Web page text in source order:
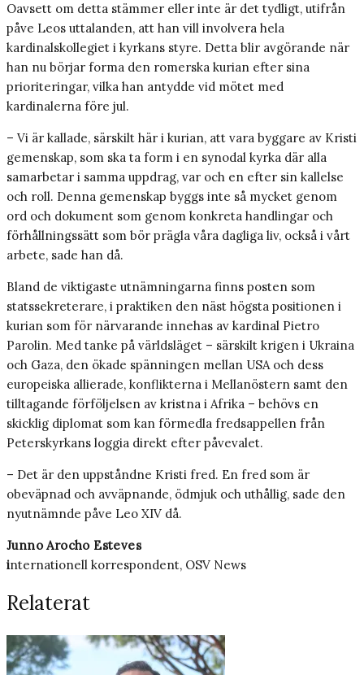
Oavsett om detta stämmer eller inte är det tydligt, utifrån
påve Leos uttalanden, att han vill involvera hela
kardinalskollegiet i kyrkans styre. Detta blir avgörande när
han nu börjar forma den romerska kurian efter sina
prioriteringar, vilka han antydde vid mötet med
kardinalerna före jul.
– Vi är kallade, särskilt här i kurian, att vara byggare av Kristi
gemenskap, som ska ta form i en synodal kyrka där alla
samarbetar i samma uppdrag, var och en efter sin kallelse
och roll. Denna gemenskap byggs inte så mycket genom
ord och dokument som genom konkreta handlingar och
förhållningssätt som bör prägla våra dagliga liv, också i vårt
arbete, sade han då.
Bland de viktigaste utnämningarna finns posten som
statssekreterare, i praktiken den näst högsta positionen i
kurian som för närvarande innehas av kardinal Pietro
Parolin. Med tanke på världsläget – särskilt krigen i Ukraina
och Gaza, den ökade spänningen mellan USA och dess
europeiska allierade, konflikterna i Mellanöstern samt den
tilltagande förföljelsen av kristna i Afrika – behövs en
skicklig diplomat som kan förmedla fredsappellen från
Peterskyrkans loggia direkt efter påvevalet.
– Det är den uppståndne Kristi fred. En fred som är
obeväpnad och avväpnande, ödmjuk och uthållig, sade den
nyutnämnde påve Leo XIV då.
Junno Arocho Esteves
internationell korrespondent, OSV News
Relaterat